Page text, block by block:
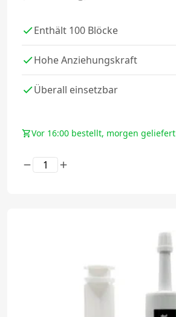
Enthält 100 Blöcke
Hohe Anziehungskraft
Überall einsetzbar
Vor 16:00 bestellt, morgen geliefert